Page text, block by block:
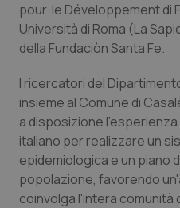
Lazio
Lombardia
Marche
Molise
Diabete &
Dolore
Donna & Salute
Epatiti
pour le Développement di
Università di Roma (La
della Fundaciòn Santa Fe.
I ricercatori del
insieme al Comune di
a disposizione
italiano per realizzare un
epidemiologica e un piano
popolazione, favorendo
coinvolga l'intera comunità